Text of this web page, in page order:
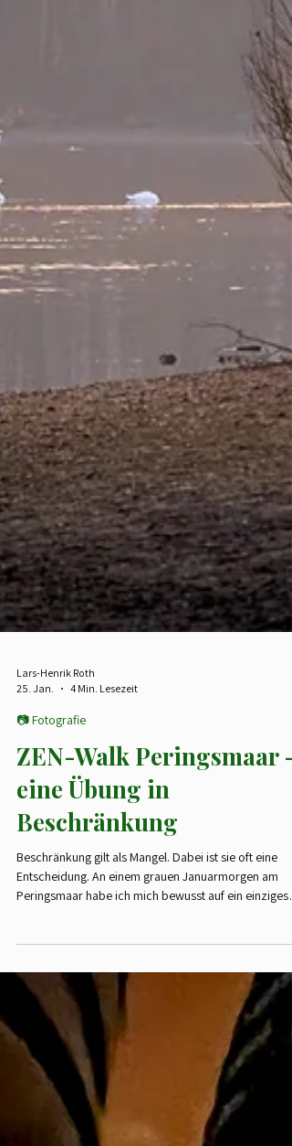
Lars-Henrik Roth
📷 Fotografie
ZEN-Walk Peringsmaar -
eine Übung in
Beschränkung
Beschränkung gilt als Mangel. Dabei ist sie oft eine
Peringsmaar habe ich mich bewusst auf ein einziges
besonderes Licht. Was blieb, war das Sehen selbst –
verdichtet, reduziert, aufmerksam. Eine Übung in
Beschränkung. Und eine Frage nach Haltung.